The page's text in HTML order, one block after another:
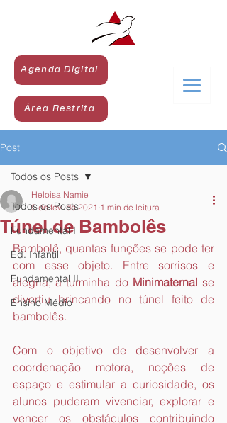
Agenda Digital
Área Restrita
Post
Todos os Posts
Fundamental I
Ed. Infantil
Fundamental II
Ensino Médio
Todos os Posts
Túnel de Bambolês
Heloisa Namie
9 de fev. de 2021 1 min de leitura
Bambolê, quantas funções se pode ter
com esse objeto. Entre sorrisos e
alegria, a turminha do Minimaternal se
divertiu brincando no túnel feito de
bambolês.
Com o objetivo de desenvolver a
coordenação motora, noções de
espaço e estimular a curiosidade, os
alunos puderam vivenciar, explorar e
vencer os obstáculos contribuindo